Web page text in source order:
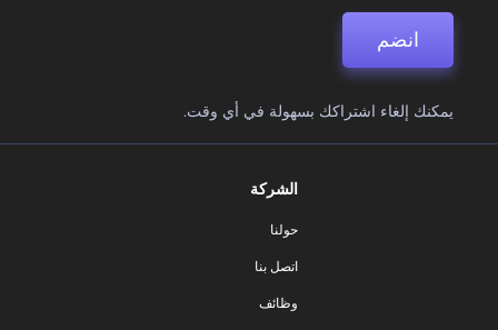
انضم
يمكنك إلغاء اشتراكك بسهولة في أي وقت.
الشركة
حولنا
اتصل بنا
وظائف